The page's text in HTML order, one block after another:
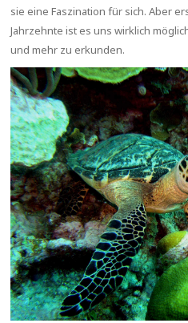
sie eine Faszination für sich. Aber
Jahrzehnte ist es uns wirklich
und mehr zu erkunden.